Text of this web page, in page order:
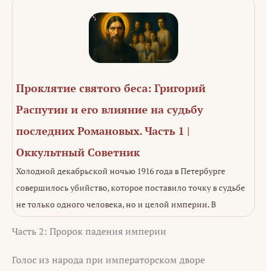
Проклятие святого беса: Григорий
Распутин и его влияние на судьбу
последних Романовых. Часть 1 |
Оккультный Советник
Холодной декабрьской ночью 1916 года в Петербурге
совершилось убийство, которое поставило точку в судьбе
не только одного человека, но и целой империи. В
Часть 2: Пророк падения империи
Голос из народа при императорском дворе